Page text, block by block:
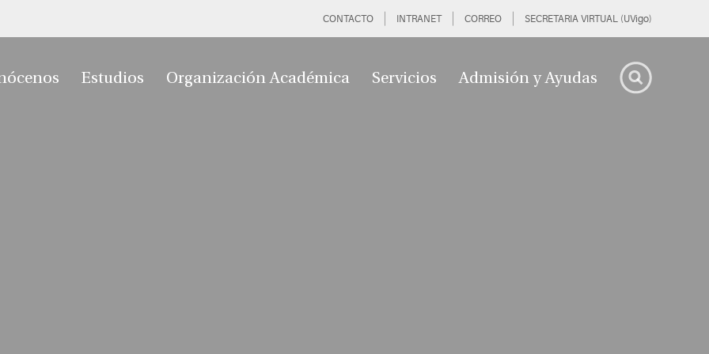
CONTACTO INTRANET CORREO SECRETARIA VIRTUAL (UVigo)
Estudios Organización Académica Servicios Admisión y Ayudas